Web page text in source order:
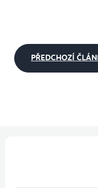
PŘEDCHOZÍ